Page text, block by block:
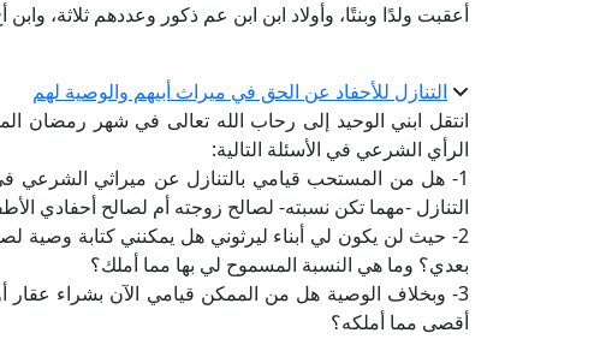
أعقبت ولدًا وبنتًا، وأولاد ابن ابن عم ذكور وعددهم ثلاثة،
التنازل للأحفاد عن الحق في ميراث أبيهم والوصية لهم
انتقل ابني الوحيد إلى رحاب الله تعالى في شهر رمضان
الرأي الشرعي في الأسئلة التالية:
1- هل من المستحب قيامي بالتنازل عن ميراثي الشرعي
التنازل -مهما تكن نسبته- لصالح زوجته أم لصالح أحفادي
2- حيث لن يكون لي أبناء ليرثوني هل يمكنني كتابة وصية
بعدي؟ وما هي النسبة المسموح لي بها مما أملك؟
3- وبخلاف الوصية هل من الممكن قيامي الآن بشراء
أقصى مما أملكه؟